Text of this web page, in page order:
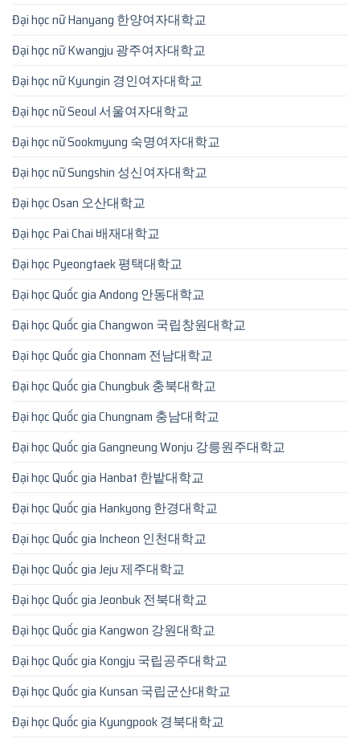
Đại học nữ Hanyang 한양여자대학교
Đại học nữ Kwangju 광주여자대학교
Đại học nữ Kyungin 경인여자대학교
Đại học nữ Seoul 서울여자대학교
Đại học nữ Sookmyung 숙명여자대학교
Đại học nữ Sungshin 성신여자대학교
Đại học Osan 오산대학교
Đại học Pai Chai 배재대학교
Đại học Pyeongtaek 평택대학교
Đại học Quốc gia Andong 안동대학교
Đại học Quốc gia Changwon 국립창원대학교
Đại học Quốc gia Chonnam 전남대학교
Đại học Quốc gia Chungbuk 충북대학교
Đại học Quốc gia Chungnam 충남대학교
Đại học Quốc gia Gangneung Wonju 강릉원주대학교
Đại học Quốc gia Hanbat 한밭대학교
Đại học Quốc gia Hankyong 한경대학교
Đại học Quốc gia Incheon 인천대학교
Đại học Quốc gia Jeju 제주대학교
Đại học Quốc gia Jeonbuk 전북대학교
Đại học Quốc gia Kangwon 강원대학교
Đại học Quốc gia Kongju 국립공주대학교
Đại học Quốc gia Kunsan 국립군산대학교
Đại học Quốc gia Kyungpook 경북대학교